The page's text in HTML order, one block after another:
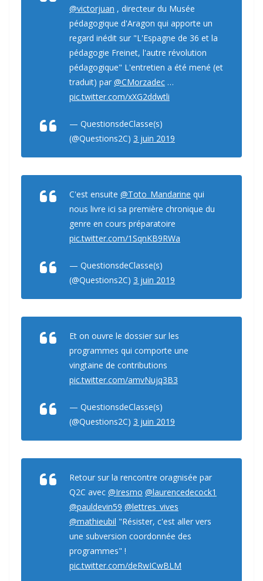
@victorjuan , directeur du Musée
pédagogique d'Aragon qui apporte un
regard inédit sur "L'Espagne de 36 et la
pédagogie Freinet, l'autre révolution
pédagogique" L'entretien a été mené (et
traduit) par @CMorzadec …
pic.twitter.com/xXG2ddwtli
— QuestionsdeClasse(s)
(@Questions2C) 3 juin 2019
C'est ensuite @Toto_Mandarine qui
nous livre ici sa première chronique du
genre en cours préparatoire
pic.twitter.com/1SqnKB9RWa
— QuestionsdeClasse(s)
(@Questions2C) 3 juin 2019
Et on ouvre le dossier sur les
programmes qui comporte une
vingtaine de contributions
pic.twitter.com/amvNujq3B3
— QuestionsdeClasse(s)
(@Questions2C) 3 juin 2019
Retour sur la rencontre oragnisée par
Q2C avec @Iresmo @laurencedecock1
@pauldevin59 @lettres_vives
@mathieubil "Résister, c'est aller vers
une subversion coordonnée des
programmes" !
pic.twitter.com/deRwICwBLM